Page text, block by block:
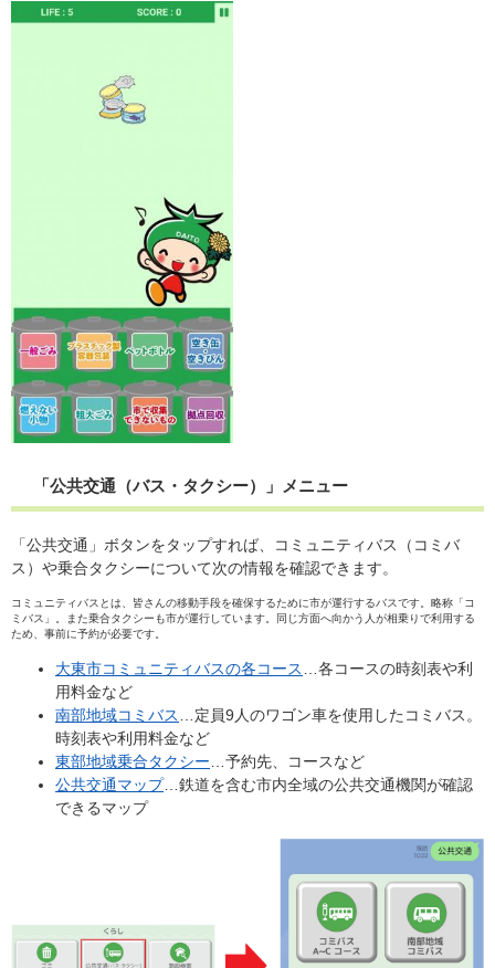
「公共交通（バス・タクシー）」メニュー
「公共交通」ボタンをタップすれば、コミュニティバス（コミバ
ス）や乗合タクシーについて次の情報を確認できます。
コミュニティバスとは、皆さんの移動手段を確保するために市が運行するバスです。略称「コ
ミバス」。また乗合タクシー​も市が運行しています。同じ方面へ向かう人が相乗りで利用する
ため、事前に予約が必要です。
大東市コミュニティバスの各コース …各コースの時刻表や利
用料金など
南部地域コミバス …定員9人のワゴン車を使用したコミバス。
時刻表や利用料金など
東部地域乗合タクシー…予約先、コースなど
公共交通マップ…鉄道を含む市内全域の公共交通機関が確認
できるマップ